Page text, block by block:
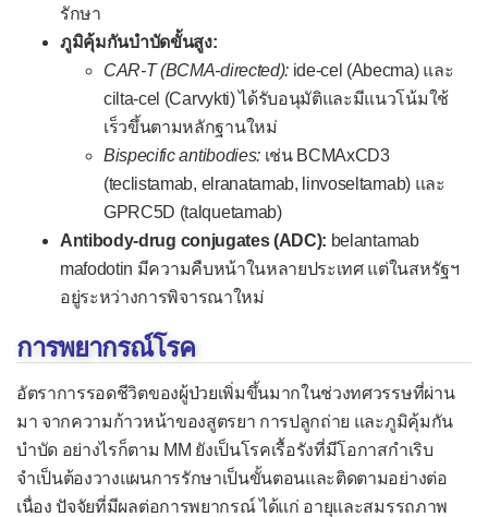
รักษา
ภูมิคุ้มกันบำบัดขั้นสูง:
CAR-T (BCMA-directed):ide-cel (Abecma) และ
cilta-cel (Carvykti) ได้รับอนุมัติและมีแนวโน้มใช้
เร็วขึ้นตามหลักฐานใหม่
Bispecific antibodies:เช่น BCMAxCD3
(teclistamab, elranatamab, linvoseltamab) และ
GPRC5D (talquetamab)
Antibody-drug conjugates (ADC): belantamab
mafodotin มีความคืบหน้าในหลายประเทศ แต่ในสหรัฐฯ
อยู่ระหว่างการพิจารณาใหม่
การพยากรณ์โรค
อัตราการรอดชีวิตของผู้ป่วยเพิ่มขึ้นมากในช่วงทศวรรษที่ผ่าน
มา จากความก้าวหน้าของสูตรยา การปลูกถ่าย และภูมิคุ้มกัน
บำบัด อย่างไรก็ตาม MM ยังเป็นโรคเรื้อรังที่มีโอกาสกำเริบ
จำเป็นต้องวางแผนการรักษาเป็นขั้นตอนและติดตามอย่างต่อ
เนื่อง ปัจจัยที่มีผลต่อการพยากรณ์ ได้แก่ อายุและสมรรถภาพ